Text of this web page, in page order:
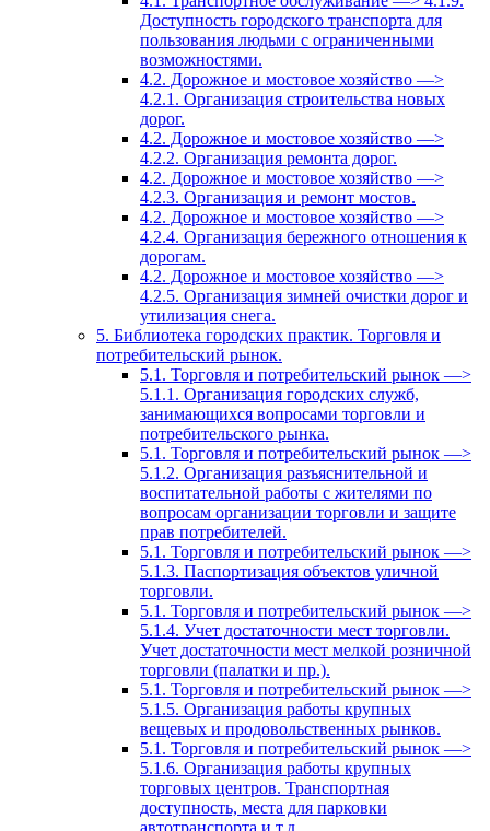
Доступность городского транспорта для
пользования людьми с ограниченными
возможностями.
4.2. Дорожное и мостовое хозяйство —>
4.2.1. Организация строительства новых
дорог.
4.2. Дорожное и мостовое хозяйство —>
4.2.2. Организация ремонта дорог.
4.2. Дорожное и мостовое хозяйство —>
4.2.3. Организация и ремонт мостов.
4.2. Дорожное и мостовое хозяйство —>
4.2.4. Организация бережного отношения к
дорогам.
4.2. Дорожное и мостовое хозяйство —>
4.2.5. Организация зимней очистки дорог и
утилизация снега.
5. Библиотека городских практик. Торговля и
потребительский рынок.
5.1. Торговля и потребительский рынок —>
5.1.1. Организация городских служб,
занимающихся вопросами торговли и
потребительского рынка.
5.1. Торговля и потребительский рынок —>
5.1.2. Организация разъяснительной и
воспитательной работы с жителями по
вопросам организации торговли и защите
прав потребителей.
5.1. Торговля и потребительский рынок —>
5.1.3. Паспортизация объектов уличной
торговли.
5.1. Торговля и потребительский рынок —>
5.1.4. Учет достаточности мест торговли.
Учет достаточности мест мелкой розничной
торговли (палатки и пр.).
5.1. Торговля и потребительский рынок —>
5.1.5. Организация работы крупных
вещевых и продовольственных рынков.
5.1. Торговля и потребительский рынок —>
5.1.6. Организация работы крупных
торговых центров. Транспортная
доступность, места для парковки
автотранспорта и т.д.